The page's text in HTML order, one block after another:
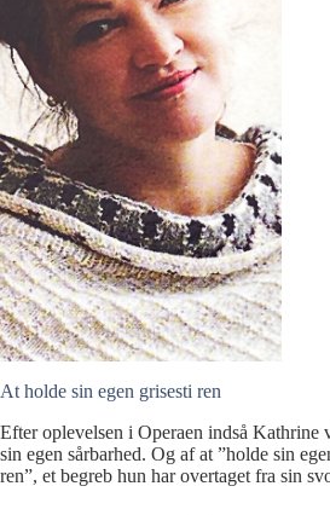
At holde sin egen grisesti ren
Efter oplevelsen i Operaen indså Kathrine
sin egen sårbarhed. Og af at ”holde sin
ren”, et begreb hun har overtaget fra sin